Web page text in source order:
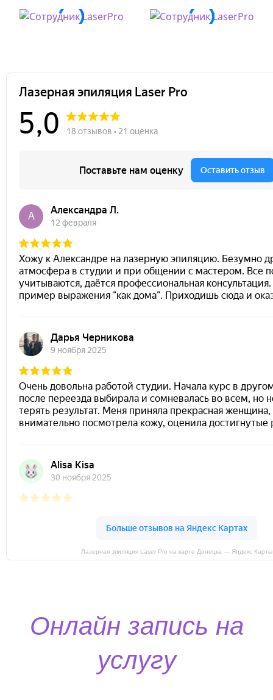
Лазерная эпиляция Laser Pro на карте Донецка — Яндекс Карты
Онлайн запись на
услугу